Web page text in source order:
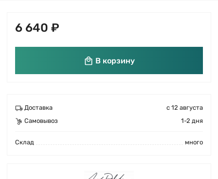
6 640 ₽
В корзину
Доставка
с 12 августа
Самовывоз
1-2 дня
Cклад много